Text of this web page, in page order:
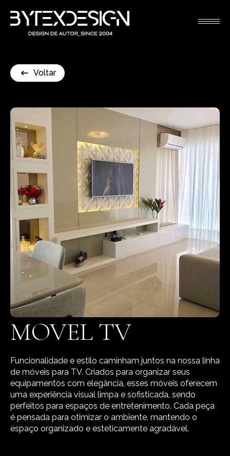
Voltar
MOVEL TV
Funcionalidade e estilo caminham juntos na nossa linha
de móveis para TV. Criados para organizar seus
equipamentos com elegância, esses móveis oferecem
uma experiência visual limpa e sofisticada, sendo
perfeitos para espaços de entretenimento. Cada peça
é pensada para otimizar o ambiente, mantendo o
espaço organizado e esteticamente agradável.